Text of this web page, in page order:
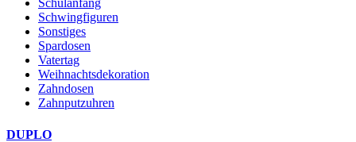
Schulanfang
Schwingfiguren
Sonstiges
Spardosen
Vatertag
Weihnachtsdekoration
Zahndosen
Zahnputzuhren
DUPLO